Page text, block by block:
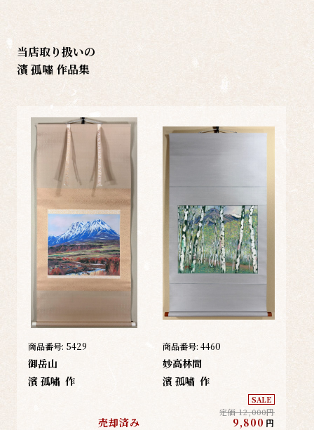
当店取り扱いの
濱 孤嘯 作品集
商品番号: 5429
御岳山
濱 孤嘯 作
売却済み
商品番号: 4460
妙高林間
濱 孤嘯 作
SALE
定価 12,000円
9,800 円